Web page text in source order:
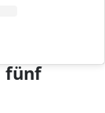
fünf